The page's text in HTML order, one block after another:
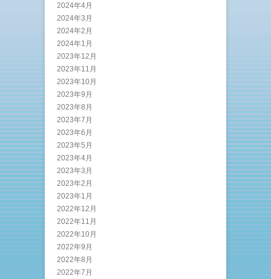
2024年4月
2024年3月
2024年2月
2024年1月
2023年12月
2023年11月
2023年10月
2023年9月
2023年8月
2023年7月
2023年6月
2023年5月
2023年4月
2023年3月
2023年2月
2023年1月
2022年12月
2022年11月
2022年10月
2022年9月
2022年8月
2022年7月